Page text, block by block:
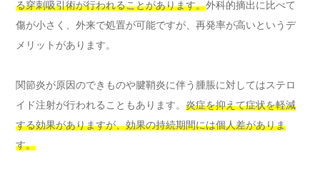
る穿刺吸引術が行われることがあります。外科的摘出に比べて
傷が小さく、外来で処置が可能ですが、再発率が高いというデ
メリットがあります。
関節炎が原因のできものや腱鞘炎に伴う腫脹に対してはステロ
イド注射が行われることもあります。 炎症を抑えて症状を軽減
する効果がありますが、効果の持続期間には個人差がありま
す。